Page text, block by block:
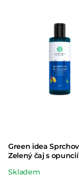
Green idea
Zelený čaj s
Průměrné
Skladem